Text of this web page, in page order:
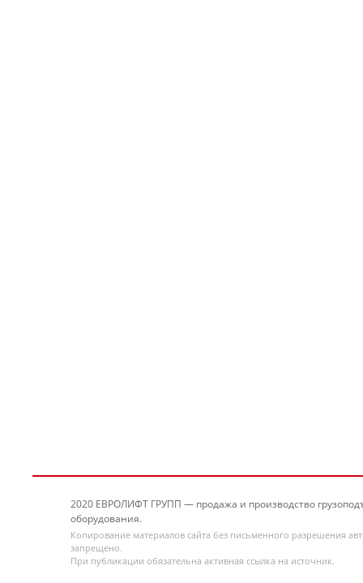
2020 ЕВРОЛИФТ ГРУПП — продажа и производство
оборудования.
Копирование материалов сайта без письменного разрешения
запрещено.
При публикации обязательна активная ссылка на источник.